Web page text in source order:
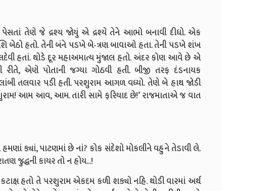
પેસતાં તેણે જે દ્રશ્ય જોયું એ દ્રશ્યે તેને આભો બનાવી દીધો. એક
બેઠો હતો. તેની બંને પડખે બે-ત્રણ બાવાઓ હતા. તેની પડખે શંખ
હતાં. થોડે દૂર મહાઅમાત્ય મુંજાલ હતો. અંદર કોણ આવે છે એ
એણે પોતાની જગ્યા ગોઠવી હતી. બીજી તરફ દંડનાયક
તલવાર પડી હતી. પરશુરામ આગળ વધ્યો. તેણે બે હાથ જોડી
આમ આવ, આમ. તારી સામે ફરિયાદ છે!’ રાજમાતાએ જ વાત
ક્યાં, પાટણમાં છે નાં? કોક સંદેશો મોકલીને વહુને તેડાવી લે.
જુદ્ધની કાયર તો ન હોય...!
હતો તે પરશુરામ એકદમ કળી શક્યો નહિ. થોડી વારમાં અર્થ